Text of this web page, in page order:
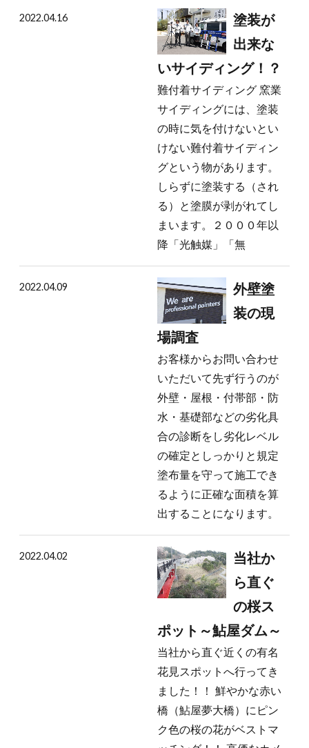
2022.04.16
塗装が
出来な
いサイディング！？
難付着サイディング 窯業
サイディングには、塗装
の時に気を付けないとい
けない難付着サイディン
グという物があります。
しらずに塗装する（され
る）と塗膜が剥がれてし
まいます。２０００年以
降「光触媒」「無
2022.04.09
外壁塗
装の現
場調査
お客様からお問い合わせ
いただいて先ず行うのが
外壁・屋根・付帯部・防
水・基礎部などの劣化具
合の診断をし劣化レベル
の確定としっかりと規定
塗布量を守って施工でき
るように正確な面積を算
出することになります。
2022.04.02
当社か
ら直ぐ
の桜ス
ポット～鮎屋ダム～
当社から直ぐ近くの有名
花見スポットへ行ってき
ました！！ 鮮やかな赤い
橋（鮎屋夢大橋）にピン
ク色の桜の花がベストマ